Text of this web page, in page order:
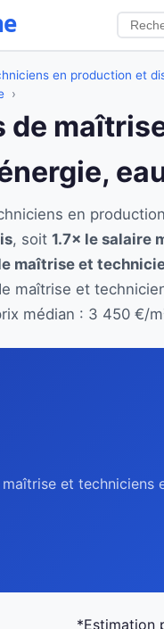
en production et
de
en
, soit 1.7× le salaire
maîtrise et
maîtrise et
médian : 3 450 €/
et techniciens
*Estimation